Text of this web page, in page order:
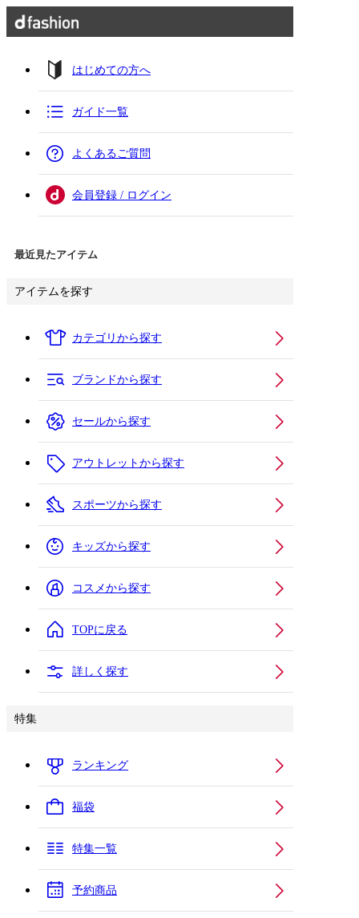
はじめての方へ
ガイド一覧
よくあるご質問
会員登録 / ログイン
最近見たアイテム
アイテムを探す
カテゴリから探す
ブランドから探す
セールから探す
アウトレットから探す
スポーツから探す
キッズから探す
コスメから探す
TOPに戻る
詳しく探す
特集
ランキング
福袋
特集一覧
予約商品